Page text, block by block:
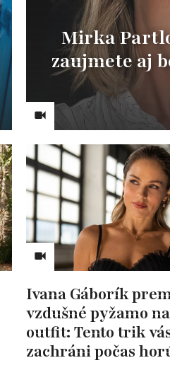
Mirka
zaujmete aj
Ivana Gáborík
vzdušné pyžamo
outfit: Tento trik
zachráni počas